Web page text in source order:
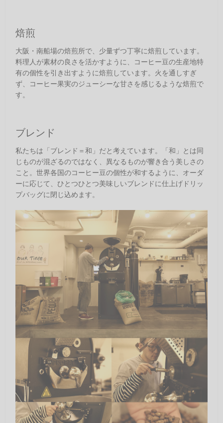
焙煎
大阪・南船場の焙煎所で、少量ずつ丁寧に焙煎しています。
料理人が素材の良さを活かすように、コーヒー豆の生産地特
有の個性を引き出すように焙煎しています。火を通しすぎ
ず、コーヒー果実のジューシーな甘さを感じるような焙煎で
す。
ブレンド
私たちは「ブレンド＝和」だと考えています。「和」とは同
じものが混ざるのではなく、異なるものが響き合う美しさの
こと。世界各国のコーヒー豆の個性が和するように、オーダ
ーに応じて、ひとつひとつ美味しいブレンドに仕上げドリッ
プバッグに閉じ込めます。